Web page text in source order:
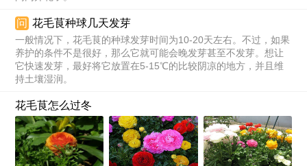
问 花毛茛种球几天发芽
一般情况下，花毛茛的种球发芽时间为10-20天左右。不过，如果
养护的条件不是很好，那么它就可能会晚发芽甚至不发芽。想让
它快速发芽，最好将它放置在5-15℃的比较阴凉的地方，并且维
持土壤湿润。
花毛茛怎么过冬